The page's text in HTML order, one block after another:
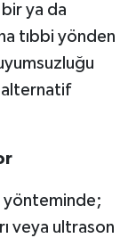
bir ya da
tıbbi yönden
alternatif
yönteminde;
veya ultrason